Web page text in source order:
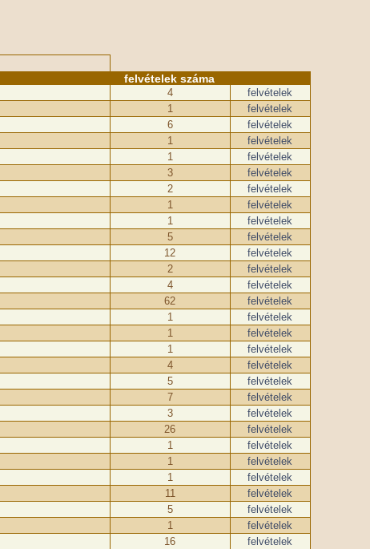
felvételek száma
4
felvételek
1
felvételek
6
felvételek
1
felvételek
1
felvételek
3
felvételek
2
felvételek
1
felvételek
1
felvételek
5
felvételek
12
felvételek
2
felvételek
4
felvételek
62
felvételek
1
felvételek
1
felvételek
1
felvételek
4
felvételek
5
felvételek
7
felvételek
3
felvételek
26
felvételek
1
felvételek
1
felvételek
1
felvételek
11
felvételek
5
felvételek
1
felvételek
16
felvételek